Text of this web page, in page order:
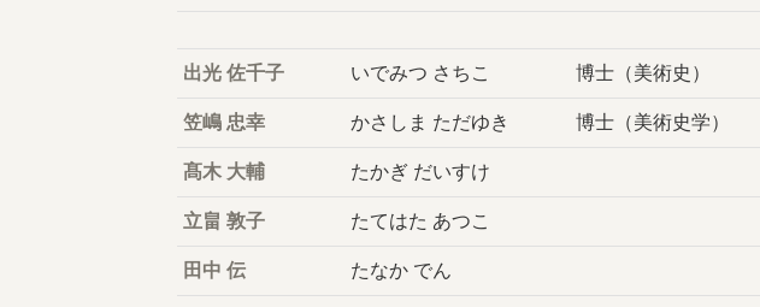
出光 佐千子 いでみつ さちこ 博士 （美術史）
笠嶋 忠幸 かさしま ただゆき 博士 （美術史学）
髙木 大輔 たかぎ だいすけ
立畠 敦子 たてはた あつこ
田中 伝 たなか でん